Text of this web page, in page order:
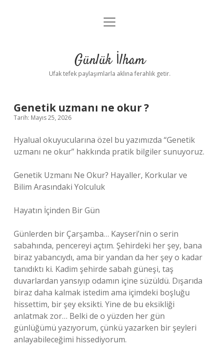
Anasayfa
Yasal Uyarı
menüyü
Günlük İlham
Ufak tefek paylaşımlarla aklına ferahlık getir.
Genetik uzmanı ne okur ?
Tarih: Mayıs 25, 2026
Hyalual okuyucularına özel bu yazımızda “Genetik
uzmanı ne okur” hakkında pratik bilgiler sunuyoruz.
Genetik Uzmanı Ne Okur? Hayaller, Korkular ve
Bilim Arasındaki Yolculuk
Hayatın İçinden Bir Gün
Günlerden bir Çarşamba… Kayseri’nin o serin
sabahında, pencereyi açtım. Şehirdeki her şey, bana
biraz yabancıydı, ama bir yandan da her şey o kadar
tanıdıktı ki. Kadim şehirde sabah güneşi, taş
duvarlardan yansıyıp odamın içine süzüldü. Dışarıda
biraz daha kalmak istedim ama içimdeki boşluğu
hissettim, bir şey eksikti. Yine de bu eksikliği
anlatmak zor… Belki de o yüzden her gün
günlüğümü yazıyorum, çünkü yazarken bir şeyleri
anlayabileceğimi hissediyorum.